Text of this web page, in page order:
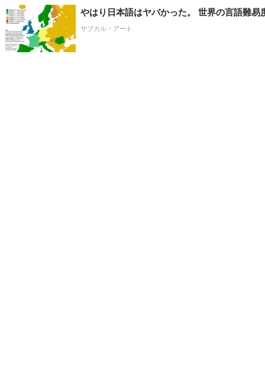
やはり日本語はヤバかった。 世界の言語難易
サブカル・アート